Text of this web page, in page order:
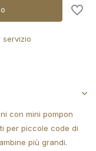
servizio
con mini pompon
per piccole code di
più grandi.